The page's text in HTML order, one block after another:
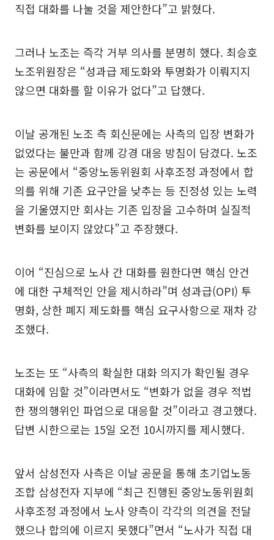
직접 대화를 나눌 것을 제안한다”고 밝혔다.
그러나 노조는 즉각 거부 의사를 분명히 했다. 최승호
노조위원장은 “성과급 제도화와 투명화가 이뤄지지
않으면 대화를 할 이유가 없다”고 답했다.
이날 공개된 노조 측 회신문에는 사측의 입장 변화가
없었다는 불만과 함께 강경 대응 방침이 담겼다. 노조
는 공문에서 “중앙노동위원회 사후조정 과정에서 합
의를 위해 기존 요구안을 낮추는 등 진정성 있는 노력
을 기울였지만 회사는 기존 입장을 고수하며 실질적
변화를 보이지 않았다”고 주장했다.
이어 “진심으로 노사 간 대화를 원한다면 핵심 안건
에 대한 구체적인 안을 제시하라”며 성과급(OPI) 투
명화, 상한 폐지 제도화를 핵심 요구사항으로 재차 강
조했다.
노조는 또 “사측의 확실한 대화 의지가 확인될 경우
대화에 임할 것”이라면서도 “변화가 없을 경우 적법
한 쟁의행위인 파업으로 대응할 것”이라고 경고했다.
답변 시한으로는 15일 오전 10시까지를 제시했다.
앞서 삼성전자 사측은 이날 공문을 통해 초기업노동
조합 삼성전자 지부에 “최근 진행된 중앙노동위원회
사후조정 과정에서 노사 양측이 각각의 의견을 전달
했으나 합의에 이르지 못했다”면서 “노사가 직접 대